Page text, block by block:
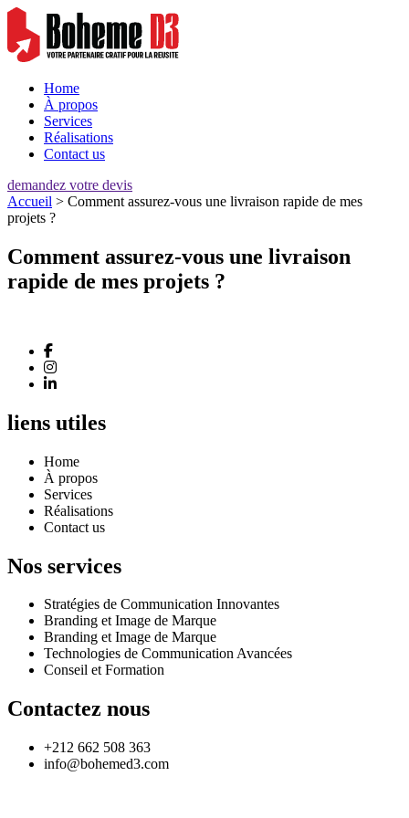
Home
À propos
Services
Réalisations
Contact us
demandez votre devis
Accueil > Comment assurez-vous une livraison rapide de mes
projets ?
Comment assurez-vous une livraison
rapide de mes projets ?
liens utiles
Home
À propos
Services
Réalisations
Contact us
Nos services
Stratégies de Communication Innovantes
Branding et Image de Marque
Branding et Image de Marque
Technologies de Communication Avancées
Conseil et Formation
Contactez nous
+212 662 508 363
info@bohemed3.com